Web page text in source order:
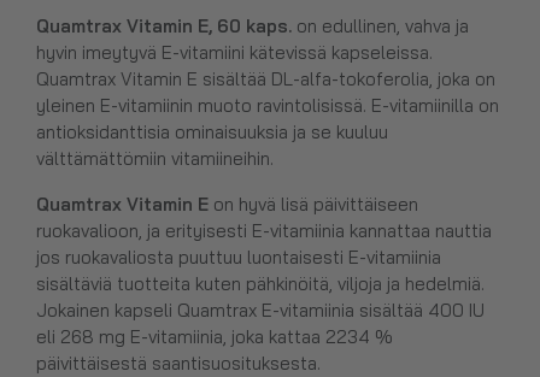
Quamtrax Vitamin E, 60 kaps. on edullinen, vahva ja
hyvin imeytyvä E-vitamiini kätevissä kapseleissa.
Quamtrax Vitamin E sisältää DL-alfa-tokoferolia, joka on
yleinen E-vitamiinin muoto ravintolisissä. E-vitamiinilla on
antioksidanttisia ominaisuuksia ja se kuuluu
välttämättömiin vitamiineihin.
Quamtrax Vitamin E on hyvä lisä päivittäiseen
ruokavalioon, ja erityisesti E-vitamiinia kannattaa nauttia
jos ruokavaliosta puuttuu luontaisesti E-vitamiinia
sisältäviä tuotteita kuten pähkinöitä, viljoja ja hedelmiä.
Jokainen kapseli Quamtrax E-vitamiinia sisältää 400 IU
eli 268 mg E-vitamiinia, joka kattaa 2234 %
päivittäisestä saantisuosituksesta.